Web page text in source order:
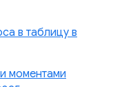
в таблицу в
моментами